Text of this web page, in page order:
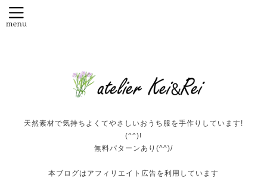
天然素材で気持ちよくてやさしいおうち服を手作りしています!
(^^)!
無料パターンあり(^^)/
本ブログはアフィリエイト広告を利用しています